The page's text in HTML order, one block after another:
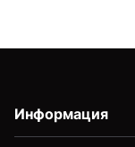
Информация